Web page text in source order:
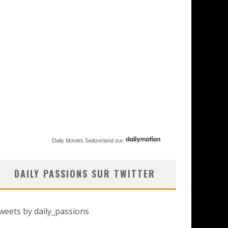
Daily Movies Switzerland sur
DAILY PASSIONS SUR TWITTER
by daily_passions